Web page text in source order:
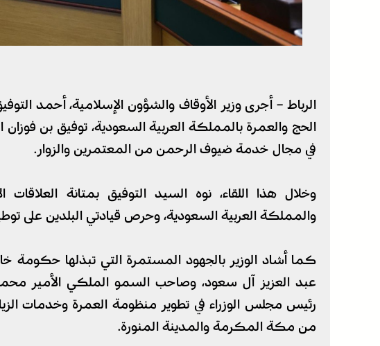
الرباط – أجرى وزير الأوقاف والشؤون الإسلامية، أحمد
الحج والعمرة بالمملكة العربية السعودية، توفيق بن فوزان
في مجال خدمة ضيوف الرحمن من المعتمرين والزوار.
وخلال هذا اللقاء، نوه السيد التوفيق بمتانة
والمملكة العربية السعودية، وحرص قيادتي البلدين على
كما أشاد الوزير بالجهود المستمرة التي تبذلها حكومة
عبد العزيز آل سعود، وصاحب السمو الملكي الأمير
رئيس مجلس الوزراء في تطوير منظومة العمرة وخدمات
من مكة المكرمة والمدينة المنورة.